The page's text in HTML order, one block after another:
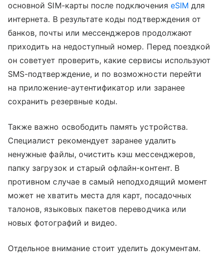
основной SIM-карты после подключения eSIM для
интернета. В результате коды подтверждения от
банков, почты или мессенджеров продолжают
приходить на недоступный номер. Перед поездкой
он советует проверить, какие сервисы используют
SMS-подтверждение, и по возможности перейти
на приложение-аутентификатор или заранее
сохранить резервные коды.
Также важно освободить память устройства.
Специалист рекомендует заранее удалить
ненужные файлы, очистить кэш мессенджеров,
папку загрузок и старый офлайн-контент. В
противном случае в самый неподходящий момент
может не хватить места для карт, посадочных
талонов, языковых пакетов переводчика или
новых фотографий и видео.
Отдельное внимание стоит уделить документам.